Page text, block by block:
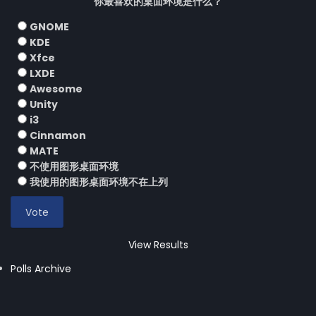
GNOME
KDE
Xfce
LXDE
Awesome
Unity
i3
Cinnamon
MATE
不使用图形桌面环境
我使用的图形桌面环境不在上列
View Results
Polls Archive